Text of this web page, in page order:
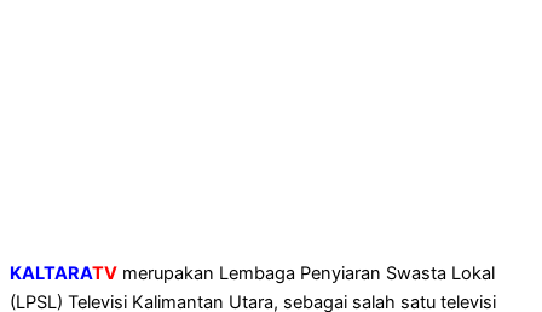
KALTARATV merupakan Lembaga Penyiaran Swasta Lokal
(LPSL) Televisi Kalimantan Utara, sebagai salah satu televisi